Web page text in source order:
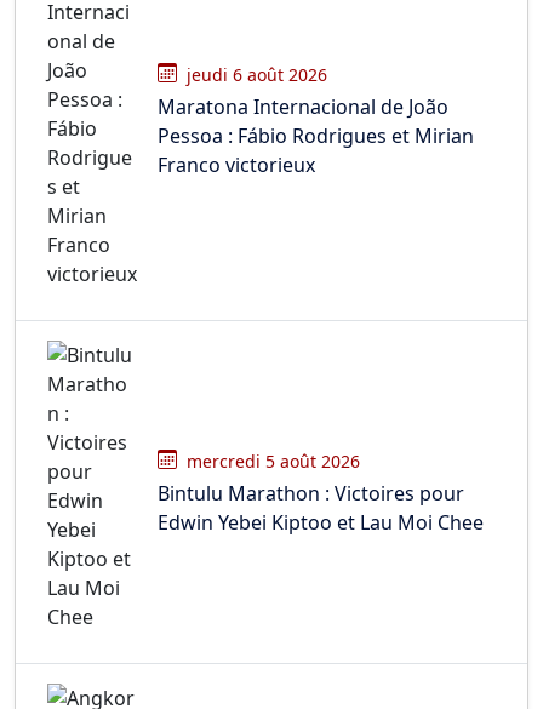
jeudi 6 août 2026
Maratona Internacional de João
Pessoa : Fábio Rodrigues et Mirian
Franco victorieux
mercredi 5 août 2026
Bintulu Marathon : Victoires pour
Edwin Yebei Kiptoo et Lau Moi Chee